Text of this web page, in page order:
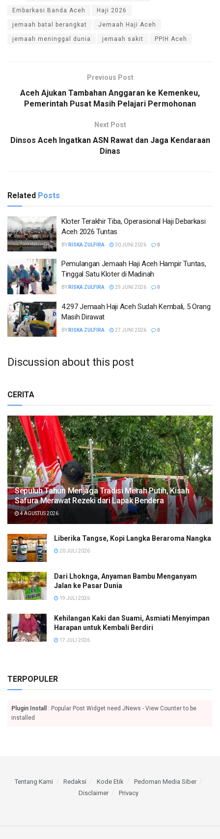
Embarkasi Banda Aceh Haji 2026
jemaah batal berangkat Jemaah Haji Aceh
jemaah meninggal dunia jemaah sakit PPIH Aceh
Previous Post
Aceh Ajukan Tambahan Anggaran ke Kemenkeu,
Pemerintah Pusat Masih Pelajari Permohonan
Next Post
Dinsos Aceh Ingatkan ASN Rawat dan Jaga Kendaraan
Dinas
Related Posts
Kloter Terakhir Tiba, Operasional Haji Debarkasi
Aceh 2026 Tuntas
BY RISKA ZULFIRA 30 JUNI 2026 0
Pemulangan Jemaah Haji Aceh Hampir Tuntas,
Tinggal Satu Kloter di Madinah
BY RISKA ZULFIRA 29 JUNI 2026 0
4.297 Jemaah Haji Aceh Sudah Kembali, 5 Orang
Masih Dirawat
BY RISKA ZULFIRA 27 JUNI 2026 0
Discussion about this post
CERITA
Sepuluh Tahun Menjaga Tradisi Merah Putih, Kisah
Safura Merawat Rezeki dari Lapak Bendera
4 AGUSTUS 2026
Liberika Tangse, Kopi Langka Beraroma Nangka
20 JULI 2026
Dari Lhoknga, Anyaman Bambu Menganyam
Jalan ke Pasar Dunia
19 JULI 2026
Kehilangan Kaki dan Suami, Asmiati Menyimpan
Harapan untuk Kembali Berdiri
17 JULI 2026
TERPOPULER
Plugin Install
: Popular Post Widget need JNews - View Counter to be
installed
Tentang Kami Redaksi Kode Etik
Pedoman Media Siber
Disclaimer
Privacy